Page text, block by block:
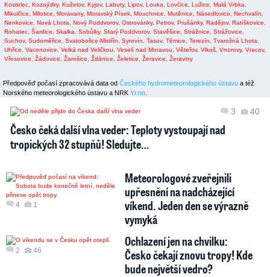
Kostelec, Kozojídky, Kuželov, Kyjov, Labuty, Lipov, Louka, Lovčice, Lužice,
Malá Vrbka,
Mikulčice,
Milotice, Moravany, Moravský Písek, Mouchnice, Mutěnice, Násedlovice,
Nechvalín,
Nenkovice,
Nová Lhota, Nový Poddvorov, Ostrovánky, Petrov, Prušánky, Radějov, Ratíškovice,
Rohatec, Šardice, Skalka, Sobůlky, Starý Poddvorov, Stavěšice, Strážnice,
Strážovice,
Suchov, Sudoměřice, Svatobořice-Mistřín, Syrovín, Tasov, Těmice, Terezín,
Tvarožná Lhota,
Uhřice,
Vacenovice, Velká nad Veličkou, Veselí nad Moravou, Věteřov, Vlkoš, Vnorovy, Vracov,
Vřesovice,
Žádovice, Žarošice, Ždánice, Želetice, Žeravice, Žeraviny
Předpověď počasí zpracovává data od Českého hydrometeorologického ústavu a též
Norského meteorologického ústavu a NRK Yr.no
3 40
Česko čeká další vlna veder: Teploty vystoupají nad
tropických 32 stupňů! Sledujte…
4 1
Meteorologové zveřejnili
upřesnění na nadcházející
víkend. Jeden den se výrazně
vymyká
2 46
Ochlazení jen na chvilku:
Česko čekají znovu tropy! Kde
bude největší vedro?